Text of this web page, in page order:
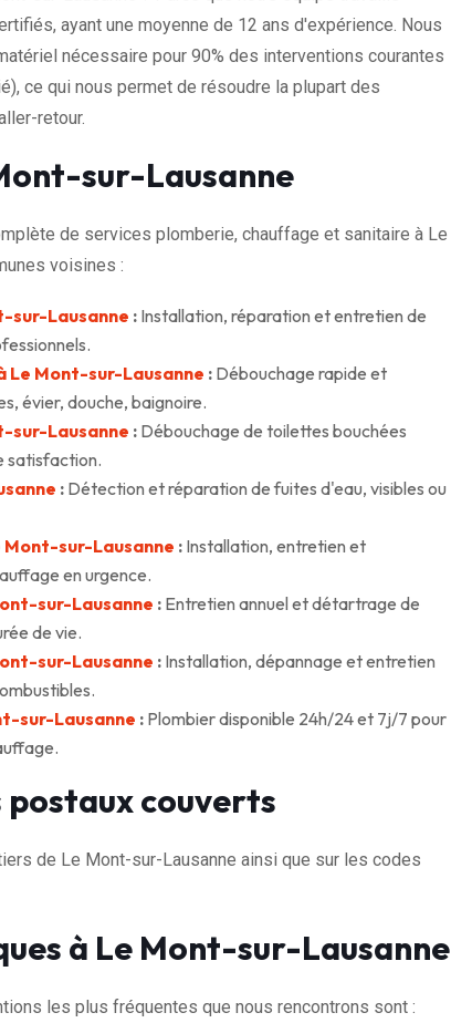
ayant une moyenne de 12 ans d'expérience. Nous
nécessaire pour 90% des interventions courantes
ce qui nous permet de résoudre la plupart des
retour.
sur-Lausanne
de services plomberie, chauffage et sanitaire à Le
voisines :
sur-Lausanne : Installation, réparation et entretien de
Le Mont-sur-Lausanne : Débouchage rapide et
évier, douche, baignoire.
sur-Lausanne : Débouchage de toilettes bouchées
satisfaction.
: Détection et réparation de fuites d'eau, visibles ou
Mont-sur-Lausanne : Installation, entretien et
en urgence.
sur-Lausanne : Entretien annuel et détartrage de
de vie.
sur-Lausanne : Installation, dépannage et entretien
sur-Lausanne : Plombier disponible 24h/24 et 7j/7 pour
couverts
de Le Mont-sur-Lausanne ainsi que sur les codes
à Le Mont-sur-Lausanne
les plus fréquentes que nous rencontrons sont :